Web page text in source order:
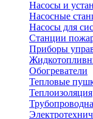
Насосы и
Насосные
Насосы для
Станции
Приборы
Обогреватели
Тепловые
Теплоизоляция